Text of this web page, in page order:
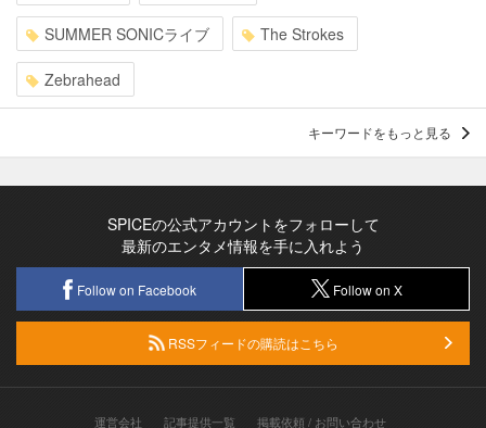
SUMMER SONICライブ The Strokes
Zebrahead
キーワードをもっと見る
SPICEの公式アカウントをフォローして
最新のエンタメ情報を手に入れよう
Follow on Facebook Follow on X
RSSフィードの購読はこちら
運営会社 記事提供一覧 掲載依頼 / お問い合わせ